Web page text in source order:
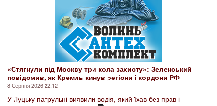
«Стягнули під Москву три кола захисту»: Зеленський
повідомив, як Кремль кинув регіони і кордони РФ
8 Серпня 2026 22:12
У Луцьку патрульні виявили водія, який їхав без прав і